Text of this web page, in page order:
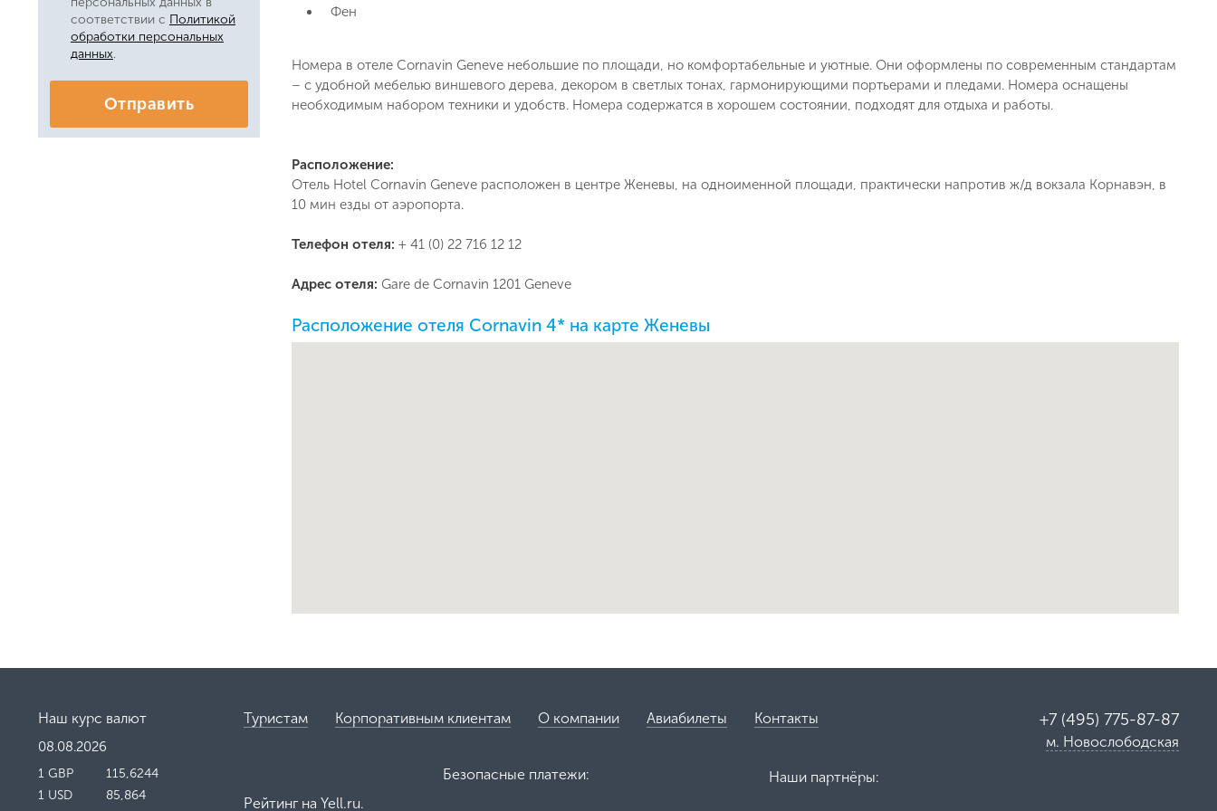
соответствии с Политикой
обработки персональных
данных.
Отправить
Фен
Номера в отеле Cornavin Geneve небольшие по площади, но комфортабельные и уютные. Они оформлены по современным стандартам
– с удобной мебелью виншевого дерева, декором в светлых тонах, гармонирующими портьерами и пледами. Номера оснащены
необходимым набором техники и удобств. Номера содержатся в хорошем состоянии, подходят для отдыха и работы.
Расположение:
Отель Hotel Cornavin Geneve расположен в центре Женевы, на одноименной площади, практически напротив ж/д вокзала Корнавэн, в
10 мин езды от аэропорта.
Телефон отеля: + 41 (0) 22 716 12 12
Адрес отеля: Gare de Cornavin 1201 Geneve
Расположение отеля Cornavin 4* на карте Женевы
Наш курс валют
08.08.2026
1 GBP
115,6244
1 USD
85,864
+7 (495) 775-87-87
м. Новослободская
Туристам Корпоративным клиентам О компании Авиабилеты Контакты
Рейтинг на Yell.ru.
Безопасные платежи: Наши партнёры: